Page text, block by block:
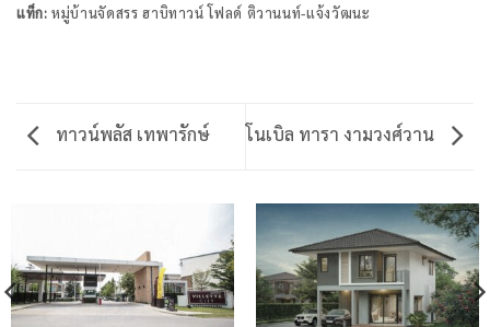
แท็ก: หมู่บ้านจัดสรร ฮาบิทาวน์ โฟลด์ ติวานนท์-แจ้งวัฒนะ
ทาวน์พลัส เทพารักษ์ โนเบิล ทารา งามวงศ์วาน